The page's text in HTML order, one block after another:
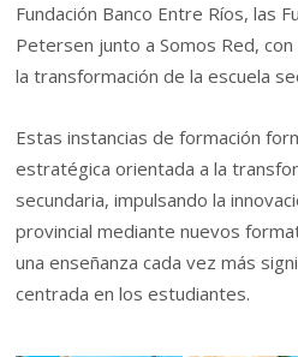
Fundación Banco Entre Ríos, las
Petersen junto a Somos Red,
la transformación de la escuela
Estas instancias de formación
estratégica orientada a la
secundaria, impulsando la
provincial mediante nuevos
una enseñanza cada vez más
centrada en los estudiantes.